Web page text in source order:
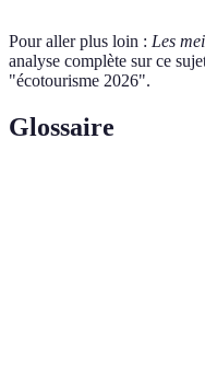
Pour aller plus loin : Les
analyse complète sur ce
"écotourisme 2026".
Glossaire